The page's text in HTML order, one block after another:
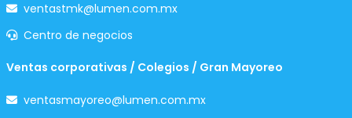
ventastmk@lumen.com.mx
Centro de negocios
Ventas corporativas / Colegios / Gran Mayoreo
ventasmayoreo@lumen.com.mx